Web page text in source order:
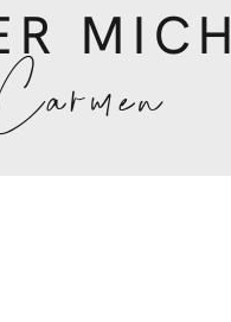
MICH